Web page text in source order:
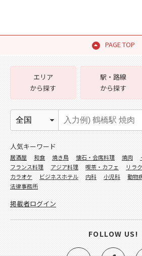
PAGE TOP
エリア
から探す
駅・路線
から探す
人気キーワード
居酒屋 和食 焼き鳥 懐石・会席料理 焼肉
フランス料理
アジア料理 喫茶・カフェ リラ
カラオケ
ビジネスホテル 内科 小児科 動物
法律事務所
掲載者ログイン
FOLLOW US!